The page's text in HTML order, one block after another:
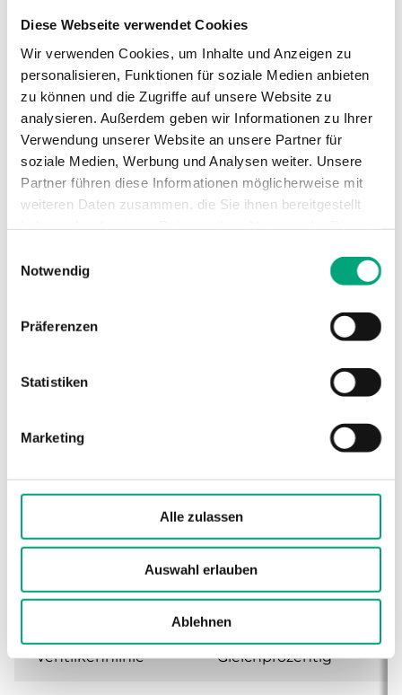
Diese Webseite verwendet Cookies
Wir verwenden Cookies, um Inhalte und Anzeigen zu
personalisieren, Funktionen für soziale Medien anbieten
zu können und die Zugriffe auf unsere Website zu
analysieren. Außerdem geben wir Informationen zu Ihrer
Verwendung unserer Website an unsere Partner für
soziale Medien, Werbung und Analysen weiter. Unsere
Partner führen diese Informationen möglicherweise mit
weiteren Daten zusammen, die Sie ihnen bereitgestellt
Notwendig
Präferenzen
Statistiken
Marketing
Alle zulassen
Auswahl erlauben
Ablehnen
Differenzdruck
Medientemperatur -5…150 °C
Stutzen DZR Messing CW511L
Verschlussdeckel DZR Messing CW511L
Ventiltyp 3-Wege
Regelventil, DN15-50, Kvs 0,63-40, Rotguss,
Heizung, Kühlung,
PN16
Anschlussarten
BSP-Außengewinde
gemäß according to ISO
Ventilkennlinie Gleichprozentig